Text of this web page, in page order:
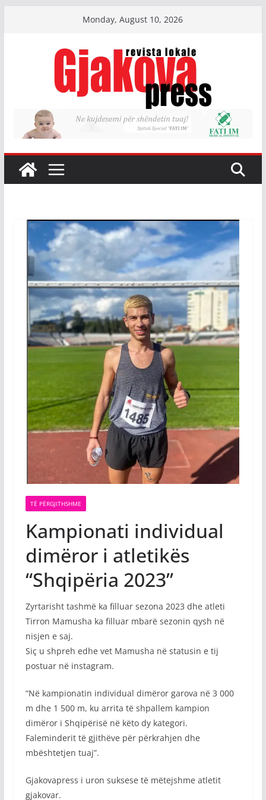
Monday, August 10, 2026
TË PËRGJITHSHME
Kampionati individual
dimëror i atletikës
“Shqipëria 2023”
Zyrtarisht tashmë ka filluar sezona 2023 dhe atleti
Tirron Mamusha ka filluar mbarë sezonin qysh në
nisjen e saj.
Siç u shpreh edhe vet Mamusha në statusin e tij
postuar në instagram.
“Në kampionatin individual dimëror garova në 3 000
m dhe 1 500 m, ku arrita të shpallem kampion
dimëror i Shqipërisë në këto dy kategori.
Faleminderit të gjithëve për përkrahjen dhe
mbështetjen tuaj”.
Gjakovapress i uron suksese të mëtejshme atletit
gjakovar.